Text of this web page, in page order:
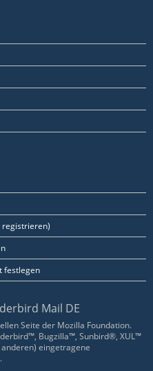
registrieren)
festlegen
Mail DE
Seite der Mozilla Foundation.
Bugzilla™, Sunbird®, XUL™
eingetragene